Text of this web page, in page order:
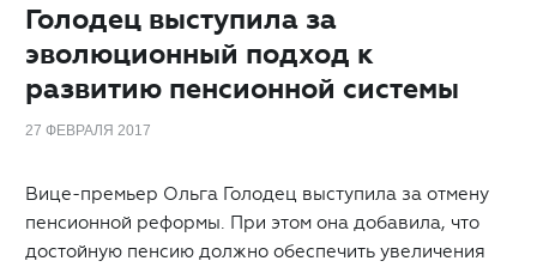
Голодец выступила за
эволюционный подход к
развитию пенсионной системы
27 ФЕВРАЛЯ 2017
Вице-премьер Ольга Голодец выступила за отмену
пенсионной реформы. При этом она добавила, что
достойную пенсию должно обеспечить увеличения